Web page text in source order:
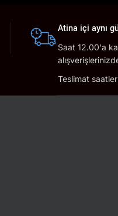
Atina içi aynı
Saat 12.00'a
Teslimat